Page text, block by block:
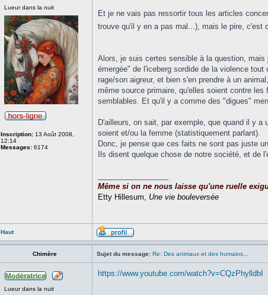
Lueur dans la nuit
Inscription:13 Août 2008,
12:14
Messages:6174
Et je ne vais pas ressortir tous les articles
trouve qu'il y en a pas mal...), mais le pire, c'est
Alors, je suis certes sensible à la question,
émergée" de l'iceberg sordide de la violence
rage/son aigreur, et bien s'en prendre à un
même source primaire, qu'elles soient contre
semblables. Et qu'il y a comme des "digues"
D'ailleurs, on sait, par exemple, que quand il y
soient et/ou la femme (statistiquement parlant).
Donc, je pense que ces faits ne sont pas juste
Ils disent quelque chose de notre société, et
Même si on ne nous laisse qu'une ruelle
Etty Hillesum, Une vie bouleversée
Haut
Chimère Sujet du message: Re: Des animaux et des humains...
Lueur dans la nuit
https://www.youtube.com/watch?v=CQzPhylldbI